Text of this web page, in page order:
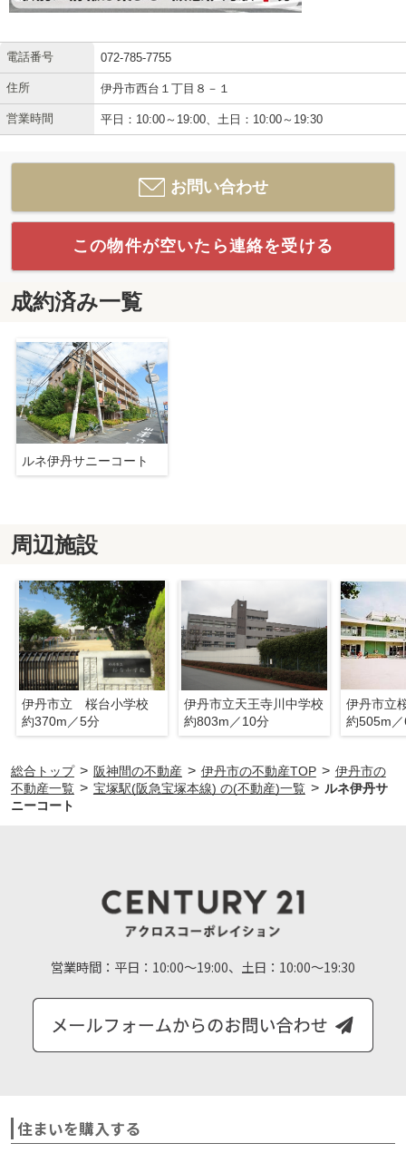
電話番号 072-785-7755
住所 伊丹市西台１丁目８－１
営業時間 平日：10:00～19:00、土日：10:00～19:30
お問い合わせ
この物件が空いたら連絡を受ける
成約済み一覧
ルネ伊丹サニーコート
周辺施設
伊丹市立 桜台小学校
約370m／5分
伊丹市立天王寺川中学校
約803m／10分
伊丹市立
約505m
総合トップ > 阪神間の不動産 > 伊丹市の不動産TOP > 伊丹市の
不動産一覧 > 宝塚駅(阪急宝塚本線) の(不動産)一覧 > ルネ伊丹サ
ニーコート
営業時間： 平日：10:00～19:00、土日：10:00～19:30
住まいを購入する